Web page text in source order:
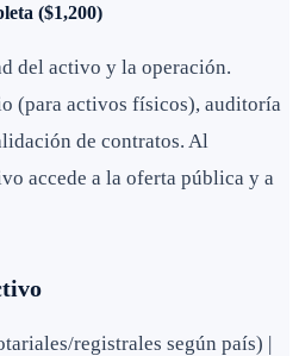
($1,200)
del activo y la operación.
(para activos físicos), auditoría
de contratos. Al
accede a la oferta pública y a
registrales según país) |